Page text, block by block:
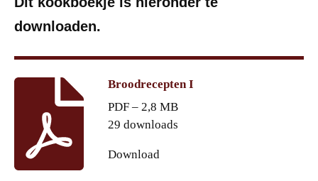
downloaden.
Broodrecepten I
PDF – 2,8 MB
29 downloads
Download